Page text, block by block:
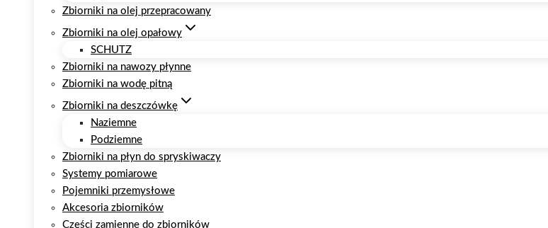
Zbiorniki na olej przepracowany
Zbiorniki na olej opałowy
SCHUTZ
Zbiorniki na nawozy płynne
Zbiorniki na wodę pitną
Zbiorniki na deszczówkę
Naziemne
Podziemne
Zbiorniki na płyn do spryskiwaczy
Systemy pomiarowe
Pojemniki przemysłowe
Akcesoria zbiorników
Części zamienne do zbiorników